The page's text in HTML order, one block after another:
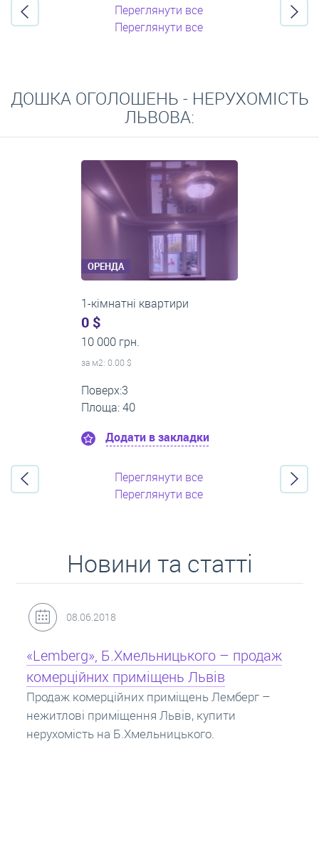
Переглянути все
Переглянути все
ДОШКА ОГОЛОШЕНЬ - НЕРУХОМІСТЬ
ЛЬВОВА:
ОРЕНДА
2-кімнатні квартири
0 $
16 000 грн.
за м2: 0.00 $
Поверх:11
Площа: 55
Додати в закладки
Переглянути все
Переглянути все
Новини та статті
31.05.2018
Кредит під заставу нерухомості: іпотека
Іпотека на квартиру – кредит на житло під
заставу нерухомості. Купити в іпотеку – що
потрібно знати? Консультація від Експертів
про іпотечні кредити.